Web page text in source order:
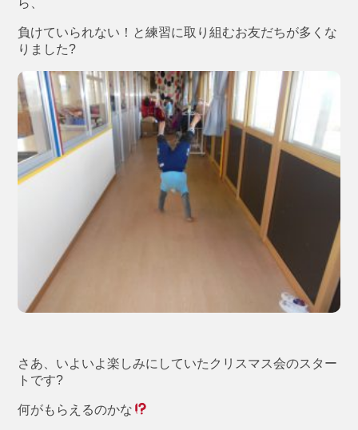
ら、
負けていられない！と練習に取り組むお友だちが多くな
りました?
さあ、いよいよ楽しみにしていたクリスマス会のスター
トです?
何がもらえるのかな